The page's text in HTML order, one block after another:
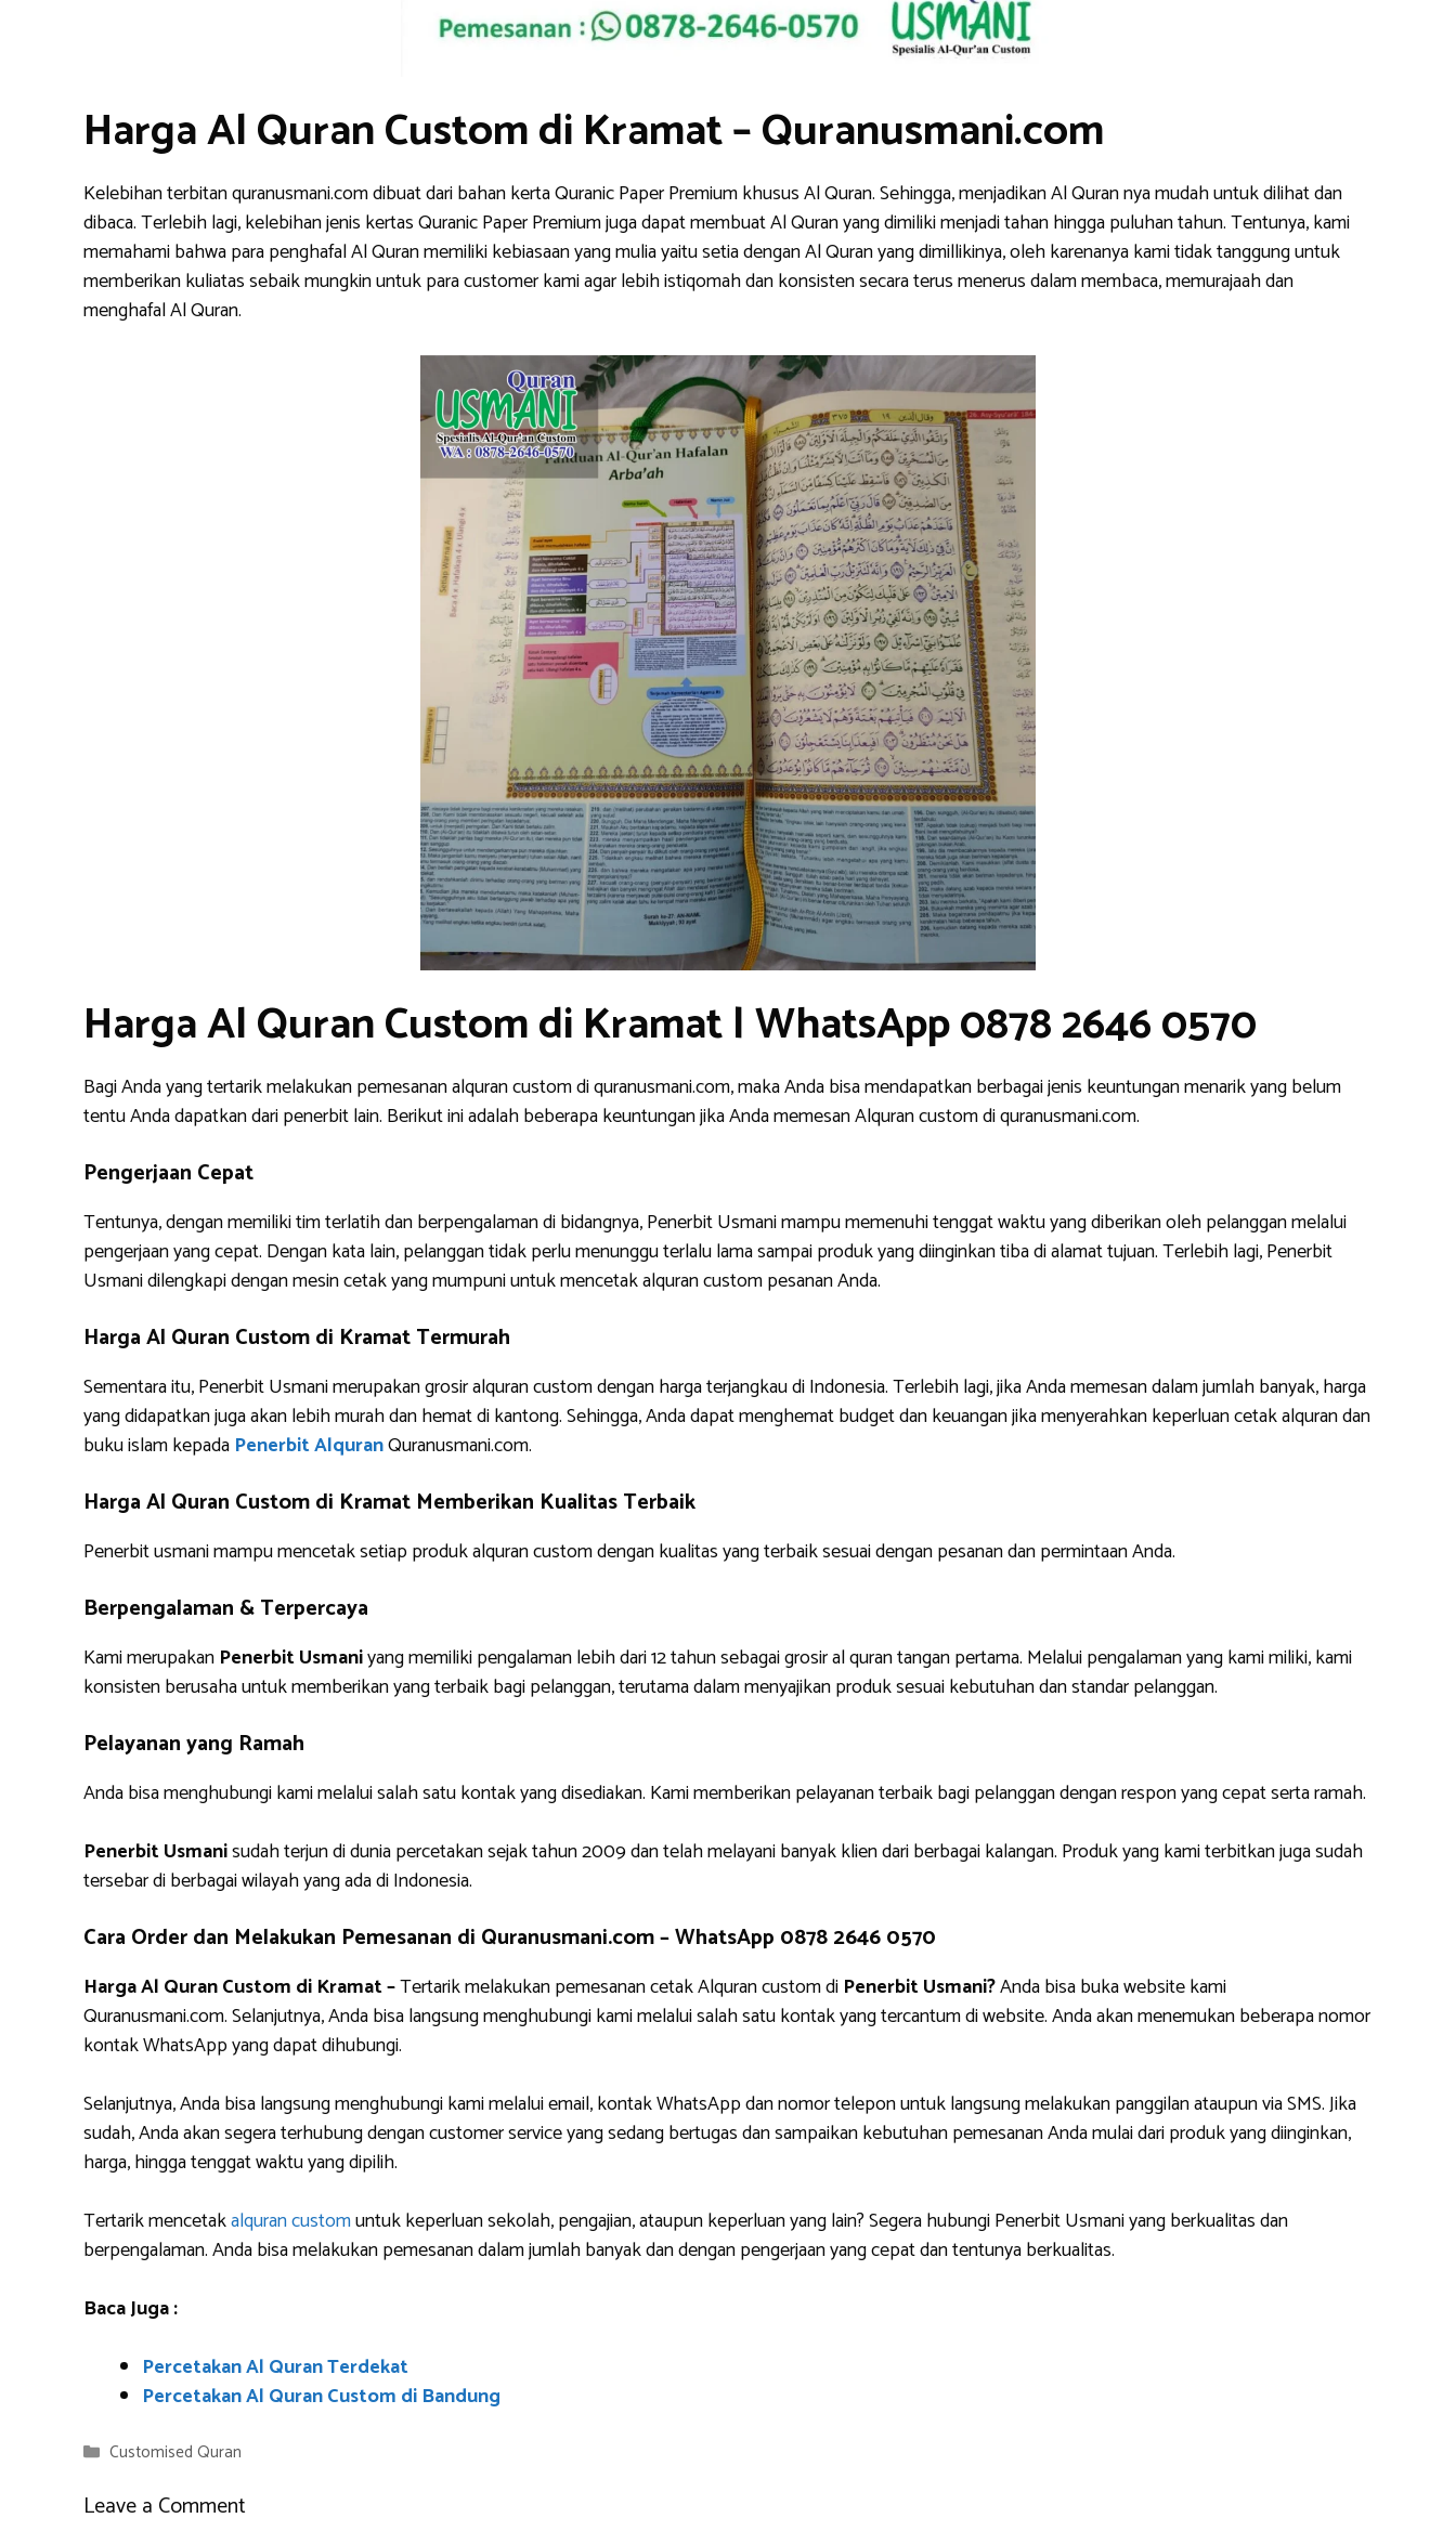
Harga Al Quran Custom di Kramat – Quranusmani.com
Kelebihan terbitan quranusmani.com dibuat dari bahan kerta Quranic Paper Premium khusus Al Quran. Sehingga, menjadikan Al Quran nya mudah untuk dilihat dan
dibaca. Terlebih lagi, kelebihan jenis kertas Quranic Paper Premium juga dapat membuat Al Quran yang dimiliki menjadi tahan hingga puluhan tahun. Tentunya, kami
memahami bahwa para penghafal Al Quran memiliki kebiasaan yang mulia yaitu setia dengan Al Quran yang dimillikinya, oleh karenanya kami tidak tanggung untuk
memberikan kuliatas sebaik mungkin untuk para customer kami agar lebih istiqomah dan konsisten secara terus menerus dalam membaca, memurajaah dan
menghafal Al Quran.
Harga Al Quran Custom di Kramat | WhatsApp 0878 2646 0570
Bagi Anda yang tertarik melakukan pemesanan alquran custom di quranusmani.com, maka Anda bisa mendapatkan berbagai jenis keuntungan menarik yang belum
tentu Anda dapatkan dari penerbit lain. Berikut ini adalah beberapa keuntungan jika Anda memesan Alquran custom di quranusmani.com.
Pengerjaan Cepat
Tentunya, dengan memiliki tim terlatih dan berpengalaman di bidangnya, Penerbit Usmani mampu memenuhi tenggat waktu yang diberikan oleh pelanggan melalui
pengerjaan yang cepat. Dengan kata lain, pelanggan tidak perlu menunggu terlalu lama sampai produk yang diinginkan tiba di alamat tujuan. Terlebih lagi, Penerbit
Usmani dilengkapi dengan mesin cetak yang mumpuni untuk mencetak alquran custom pesanan Anda.
Harga Al Quran Custom di Kramat Termurah
Sementara itu, Penerbit Usmani merupakan grosir alquran custom dengan harga terjangkau di Indonesia. Terlebih lagi, jika Anda memesan dalam jumlah banyak, harga
yang didapatkan juga akan lebih murah dan hemat di kantong. Sehingga, Anda dapat menghemat budget dan keuangan jika menyerahkan keperluan cetak alquran dan
buku islam kepada Penerbit AlquranQuranusmani.com.
Harga Al Quran Custom di Kramat Memberikan Kualitas Terbaik
Penerbit usmani mampu mencetak setiap produk alquran custom dengan kualitas yang terbaik sesuai dengan pesanan dan permintaan Anda.
Berpengalaman & Terpercaya
Kami merupakan Penerbit Usmaniyang memiliki pengalaman lebih dari 12 tahun sebagai grosir al quran tangan pertama. Melalui pengalaman yang kami miliki, kami
konsisten berusaha untuk memberikan yang terbaik bagi pelanggan, terutama dalam menyajikan produk sesuai kebutuhan dan standar pelanggan.
Pelayanan yang Ramah
Anda bisa menghubungi kami melalui salah satu kontak yang disediakan. Kami memberikan pelayanan terbaik bagi pelanggan dengan respon yang cepat serta ramah.
Penerbit Usmanisudah terjun di dunia percetakan sejak tahun 2009 dan telah melayani banyak klien dari berbagai kalangan. Produk yang kami terbitkan juga sudah
tersebar di berbagai wilayah yang ada di Indonesia.
Cara Order dan Melakukan Pemesanan di Quranusmani.com –WhatsApp 0878 2646 0570
Harga Al Quran Custom di Kramat –Tertarik melakukan pemesanan cetak Alquran custom di Penerbit Usmani?Anda bisa buka website kami
Quranusmani.com. Selanjutnya, Anda bisa langsung menghubungi kami melalui salah satu kontak yang tercantum di website. Anda akan menemukan beberapa nomor
kontak WhatsApp yang dapat dihubungi.
Selanjutnya, Anda bisa langsung menghubungi kami melalui email, kontak WhatsApp dan nomor telepon untuk langsung melakukan panggilan ataupun via SMS. Jika
sudah, Anda akan segera terhubung dengan customer service yang sedang bertugas dan sampaikan kebutuhan pemesanan Anda mulai dari produk yang diinginkan,
harga, hingga tenggat waktu yang dipilih.
Tertarik mencetakalquran customuntuk keperluan sekolah, pengajian, ataupun keperluan yang lain? Segera hubungi Penerbit Usmani yang berkualitas dan
berpengalaman. Anda bisa melakukan pemesanan dalam jumlah banyak dan dengan pengerjaan yang cepat dan tentunya berkualitas.
Baca Juga :
Percetakan Al Quran Terdekat
Percetakan Al Quran Custom di Bandung
Categories
Customised Quran
Leave a Comment